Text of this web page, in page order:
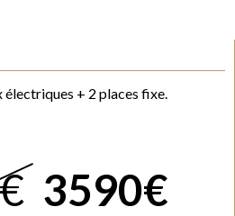
électriques + 2 places fixe.
3590€